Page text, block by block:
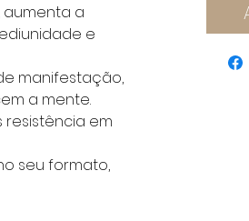
aumenta a
e
manifestação,
a mente.
resistência em
seu formato,